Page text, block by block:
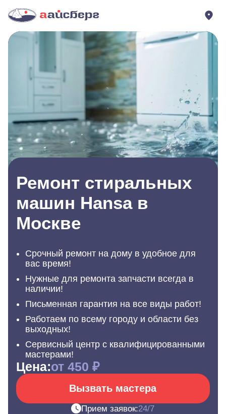
Ремонт стиральных
машин Hansa в
Москве
Срочный ремонт на дому в удобное для
вас время!
Нужные для ремонта запчасти всегда в
наличии!
Письменная гарантия на все виды работ!
Работаем по всему городу и области без
выходных!
Сервисный центр с квалифицированными
мастерами!
Цена:от 450 ₽
Вызвать мастера
Прием заявок:24/7